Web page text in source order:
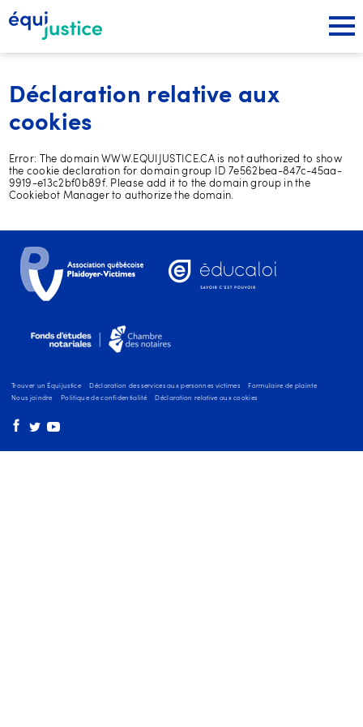
Déclaration relative aux
cookies
Error: The domain WWW.EQUIJUSTICE.CA is not authorized to show
the cookie declaration for domain group ID 7e562bea-847c-45aa-
9919-e13c2bf0b89f. Please add it to the domain group in the
Cookiebot Manager to authorize the domain.
Trouver un Équijustice Déclaration des services aux personnes victimes
Formulaire de plainte
Nous joindre
Politique de confidentialité Déclaration relative aux cookies